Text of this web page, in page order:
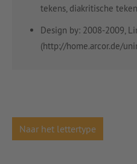
tekens, diakritische
Design by: 2008-2009,
(http://home.arcor.de/
Naar het lettertype